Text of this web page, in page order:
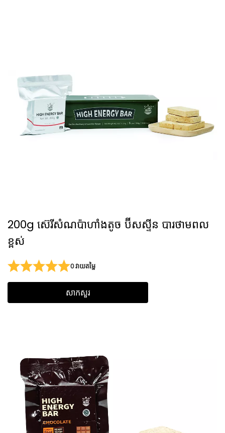
200g ស៊េរីសំណប៉ាហាំងតូច ប៊ីសស្ទីន បារថាមពល
ខ្ពស់
0 វាយតម្លៃ
សាកសួរ